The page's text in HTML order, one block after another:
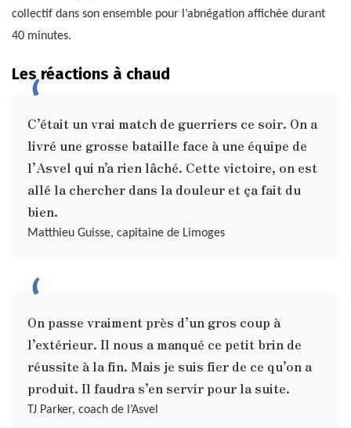
collectif dans son ensemble pour l’abnégation affichée durant
40 minutes.
Les réactions à chaud
C’était un vrai match de guerriers ce soir. On a
livré une grosse bataille face à une équipe de
l’Asvel qui n’a rien lâché. Cette victoire, on est
allé la chercher dans la douleur et ça fait du
bien.
Matthieu Guisse, capitaine de Limoges
On passe vraiment près d’un gros coup à
l’extérieur. Il nous a manqué ce petit brin de
réussite à la fin. Mais je suis fier de ce qu’on a
produit. Il faudra s’en servir pour la suite.
TJ Parker, coach de l’Asvel